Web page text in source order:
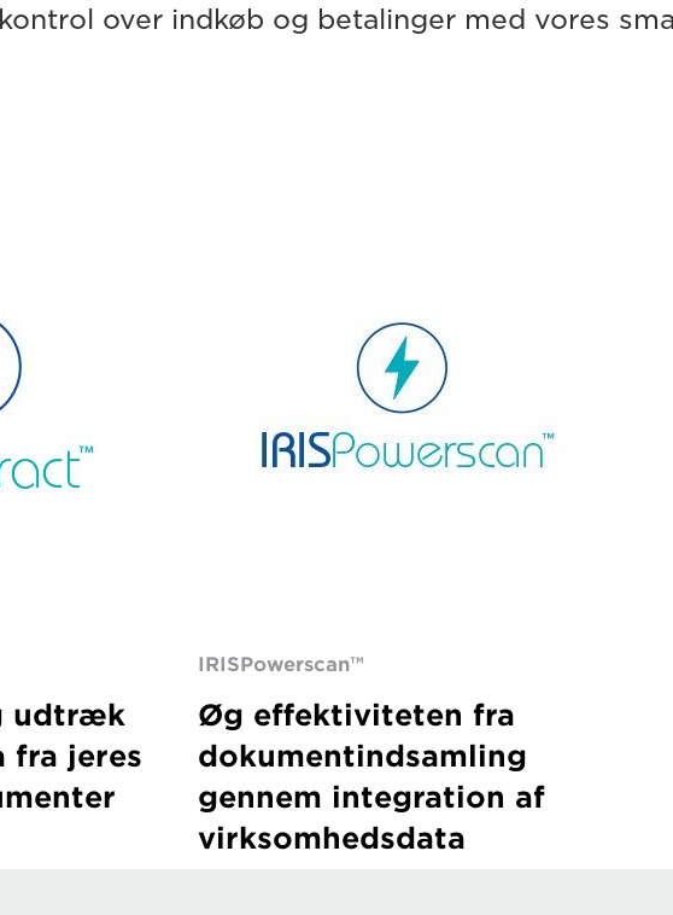
over indkøb og betalinger med vores
udtræk
fra jeres
IRISPowerscan™
Øg effektiviteten fra
dokumentindsamling
gennem integration af
virksomhedsdata